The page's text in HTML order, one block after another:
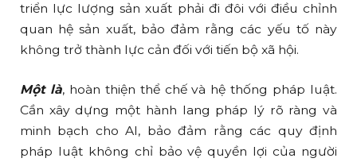
triển lực lượng sản xuất phải đi đôi với điều chỉnh
quan hệ sản xuất, bảo đảm rằng các yếu tố này
không trở thành lực cản đối với tiến bộ xã hội.
Một là, hoàn thiện thể chế và hệ thống pháp luật.
Cần xây dựng một hành lang pháp lý rõ ràng và
minh bạch cho AI, bảo đảm rằng các quy định
pháp luật không chỉ bảo vệ quyền lợi của người